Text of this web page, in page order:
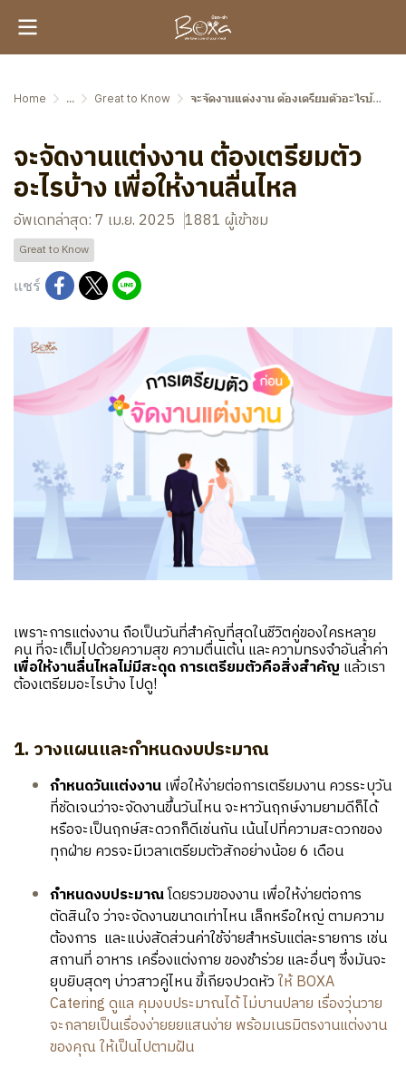
Home ... Great to Know จะจัดงานแต่งงาน ต้องเตรียมตัวอะไรบ้าง เพื่อให้งานลื่นไหล
จะจัดงานแต่งงาน ต้องเตรียมตัว
อะไรบ้าง เพื่อให้งานลื่นไหล
อัพเดทล่าสุด: 7 เม.ย. 2025 1881 ผู้เข้าชม
Great to Know
แชร์
เพราะการแต่งงาน ถือเป็นวันที่สำคัญที่สุดในชีวิตคู่ของใครหลาย
คน ที่จะเต็มไปด้วยความสุข ความตื่นเต้น และความทรงจำอันล้ำค่า
เพื่อให้งานลื่นไหลไม่มีสะดุด การเตรียมตัวคือสิ่งสำคัญ แล้วเรา
ต้องเตรียมอะไรบ้าง ไปดู!
1. วางแผนและกำหนดงบประมาณ
กำหนดวันแต่งงานเพื่อให้ง่ายต่อการเตรียมงาน ควรระบุวัน
ที่ชัดเจนว่าจะจัดงานขึ้นวันไหน จะหาวันฤกษ์งามยามดีก็ได้
หรือจะเป็นฤกษ์สะดวกก็ดีเช่นกัน เน้นไปที่ความสะดวกของ
ทุกฝ่าย ควรจะมีเวลาเตรียมตัวสักอย่างน้อย 6 เดือน
กำหนดงบประมาณโดยรวมของงาน เพื่อให้ง่ายต่อการ
ตัดสินใจ ว่าจะจัดงานขนาดเท่าไหน เล็กหรือใหญ่ ตามความ
ต้องการ และแบ่งสัดส่วนค่าใช้จ่ายสำหรับแต่ละรายการ เช่น
สถานที่ อาหาร เครื่องแต่งกาย ของชำร่วย และอื่นๆ ซึ่งมันจะ
ยุบยิบสุดๆ บ่าวสาวคู่ไหน ขี้เกียจปวดหัวให้ BOXA
Catering ดูแล คุมงบประมาณได้ ไม่บานปลาย เรื่องวุ่นวาย
จะกลายเป็นเรื่องง่ายยยแสนง่าย พร้อมเนรมิตรงานแต่งงาน
ของคุณ ให้เป็นไปตามฝัน